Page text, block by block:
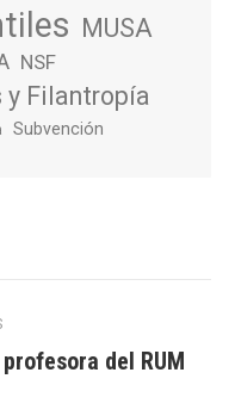
MUSA
NSF
y Filantropía
Subvención
profesora del RUM